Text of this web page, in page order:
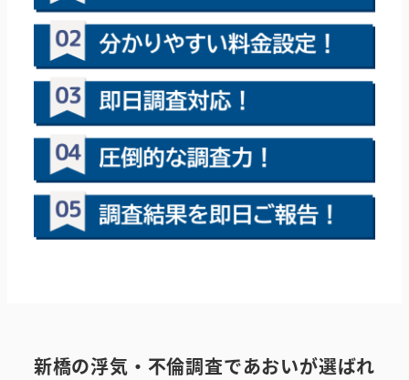
新橋の浮気・不倫調査であおいが選ばれ